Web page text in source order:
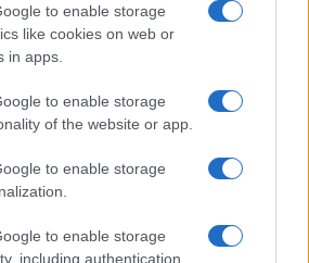
to enable storage
like cookies on web or
in apps.
to enable storage
of the website or app.
to enable storage
to enable storage
including authentication
uzrok smrtnosti od malignih
preporučuje osobama s
preporukama Američke
usluge, godišnji
osobe uzrasta od 50 do
znači paklicu dnevno tokom 20
puše ili su prestale u